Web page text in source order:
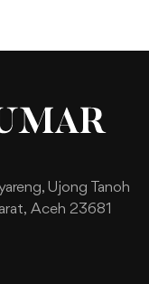
Ujong Tanoh
Aceh 23681